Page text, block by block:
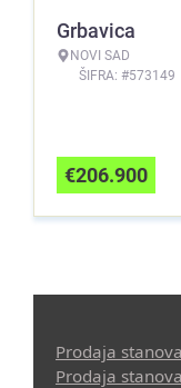
Grbavica
NOVI SAD
ŠIFRA: #573149
€206.900
Prodaja
Prodaja